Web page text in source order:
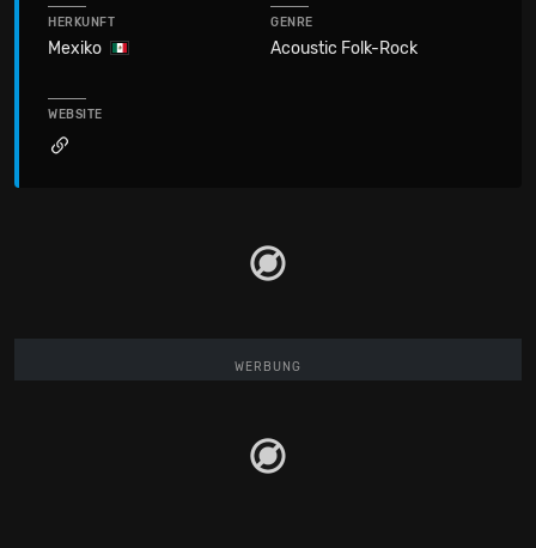
HERKUNFT
Mexiko
GENRE
Acoustic Folk-Rock
WEBSITE
WERBUNG